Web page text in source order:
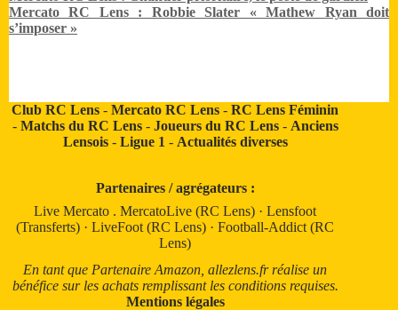
Mercato RC Lens : Robbie Slater « Mathew Ryan doit
s’imposer »
Club RC Lens -Mercato RC Lens -RC Lens Féminin
- Matchs du RC Lens- Joueurs du RC Lens- Anciens
Lensois- Ligue 1 - Actualités diverses
Partenaires / agrégateurs :
Live Mercato .MercatoLive (RC Lens) ·Lensfoot
(Transferts) ·LiveFoot (RC Lens) ·Football-Addict (RC
Lens)
En tant que Partenaire Amazon, allezlens.fr réalise un
bénéfice sur les achats remplissant les conditions requises.
Mentions légales